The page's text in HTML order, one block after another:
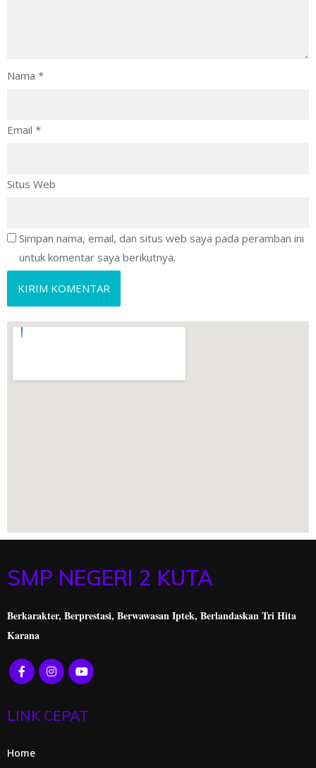
Nama *
Email *
Situs Web
Simpan nama, email, dan situs web saya pada peramban ini
untuk komentar saya berikutnya.
SMP NEGERI 2 KUTA
Berkarakter, Berprestasi, Berwawasan Iptek, Berlandaskan Tri Hita
Karana
LINK CEPAT
Home